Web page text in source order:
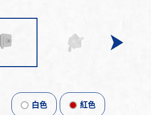
白色 紅色